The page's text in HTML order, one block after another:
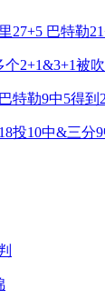
27+5 巴特勒
2+1&3+1被
勒9中5得到
投10中&三分